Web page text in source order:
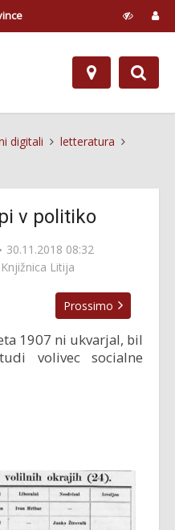
digitali
letteratura
v politiko
30.11.2018 08:32
Knjižnica Litija
Prossimo
1907 ni ukvarjal, bil
volivec socialne